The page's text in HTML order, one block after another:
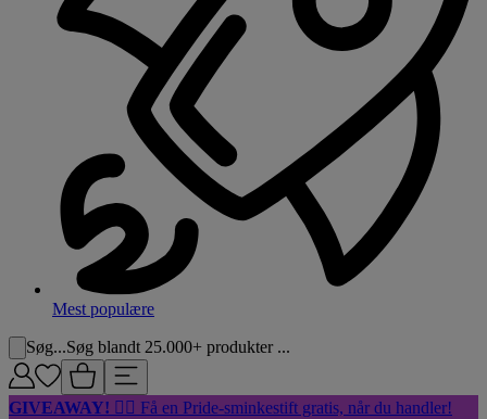
Mest populære
Søg...Søg blandt 25.000+ produkter ...
GIVEAWAY! 🏳️‍🌈 Få en Pride-sminkestift gratis, når du handler!